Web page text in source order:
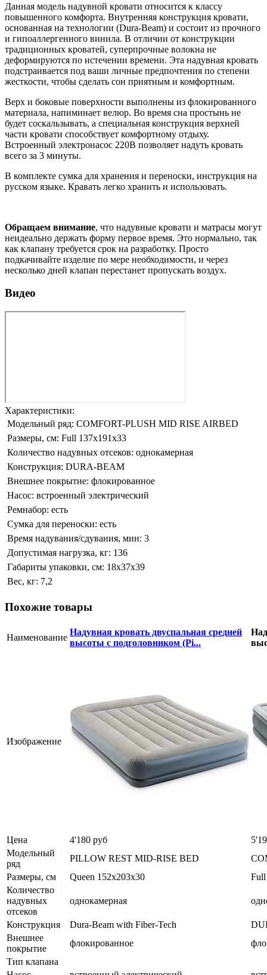
Данная модель надувной кровати относится к классу
повышенного комфорта. Внутренняя конструкция кровати,
основанная на технологии (Dura-Beam) и состоит из прочного
и гипоаллергенного винила. В отличии от конструкции
традиционных кроватей, суперпрочные волокна не
деформируются по истечении времени. Эта надувная кровать
подстраивается под ваши личные предпочтения по степени
жесткости, чтобы сделать сон приятным и комфортным.
Верх и боковые поверхности выполнены из флокированного
материала, напиминает велюр. Во время сна простынь не
будет соскальзывать, а специальная конструкция верхней
части кровати способствует комфортному отдыху.
Встроенный электронасос 220В позволяет надуть кровать
всего за 3 минуты.
В комплекте сумка для хранения и переноски, инструкция на
русском языке. Кравать легко хранить и использовать.
Обращаем внимание, что надувные кровати и матрасы могут
неидеально держать форму первое время. Это нормально, так
как клапану требуется срок на разработку. Просто
подкачивайте изделие по мере необходимости, и через
несколько дней клапан перестанет пропускать воздух.
Видео
Характеристики:
Модельный ряд: COMFORT-PLUSH MID RISE AIRBED
Размеры, см: Full 137x191x33
Количество надувных отсеков: однокамерная
Конструкция: DURA-BEAM
Внешнее покрытие: флокированное
Насос: встроенный электрический
Ремнабор: есть
Сумка для переноски: есть
Время надувания/сдувания, мин: 3
Допустимая нагрузка, кг: 136
Габариты упаковки, см: 18x37x39
Вес, кг: 7,2
Похожие товары
Наименование
Надувная кровать двуспальная средней
высоты с подголовником (Pi...
Изображение
Цена 4'180 руб
Модельный
ряд
PILLOW REST MID-RISE BED
Размеры, см
Queen 152x203x30
Full
Количество
надувных
отсеков
однокамерная
Конструкция Dura-Beam with Fiber-Tech
Внешнее
покрытие
флокированное
Тип клапана